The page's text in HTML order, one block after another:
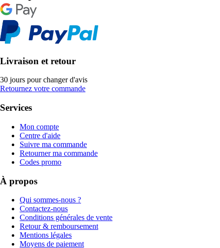
Livraison et retour
30 jours pour changer d'avis
Retournez votre commande
Services
Mon compte
Centre d'aide
Suivre ma commande
Retourner ma commande
Codes promo
À propos
Qui sommes-nous ?
Contactez-nous
Conditions générales de vente
Retour & remboursement
Mentions légales
Moyens de paiement